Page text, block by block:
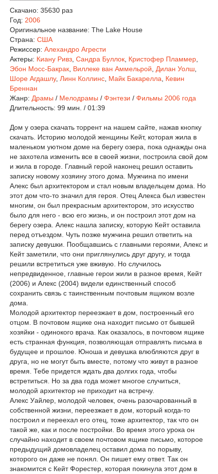
Скачано: 35630 раз
Год: 2006
Оригинальное название: The Lake House
Страна: США
Режиссер: Алехандро Агрести
Актеры: Киану Ривз Сандра Буллок Кристофер Пламмер
Эбон Мосс-Бакрак Виллеке ван Аммельрой Дилан Уолш
Шоре Агдашлу, Линн Коллинс Майк Бакарелла
Кевин
Бреннан
Жанр: Драмы / Мелодрамы / Фэнтези / Фильмы 2006 года
Длительность: 99 мин. / 01:39
Дом у озера скачать торрент на нашем сайте, нажав кнопку
скачать. Историю молодой женщины Кейт, которая жила в
маленьком уютном доме на берегу озера, пока однажды она
не захотела изменить все в своей жизни, построила свой дом
и жила в городе. Главный герой наконец решил оставить
записку новому хозяину этого дома. Мужчина по имени
Алекс был архитектором и стал новым владельцем дома. Но
этот дом что-то значил для героя. Отец Алекса был известен
многим, он был прекрасным архитектором, это искусство
было для него - всю его жизнь, и он построил этот дом на
берегу озера. Алекс нашла записку, которую Кейт оставила
перед отъездом. Чуть позже мужчина решил ответить на
записку девушки. Пообщавшись с главными героями, Алекс и
Кейт заметили, что они приглянулись друг другу, и тогда
решили встретиться уже вживую. Но случилось
непредвиденное, главные герои жили в разное время, Кейт
(2006) и Алекс (2004) видели единственный способ
сохранить связь с таинственным почтовым ящиком возле
дома.
Молодой архитектор переезжает в дом, построенный его
отцом. В почтовом ящике она находит письмо от бывшей
хозяйки - одинокого врача. Как оказалось, в почтовом ящике
есть странная функция, позволяющая отправлять письма в
будущее и прошлое. Юноша и девушка влюбляются друг в
друга, но не могут быть вместе, потому что живут в разное
время. Тебе придется ждать два долгих года, чтобы
встретиться. Но за два года может многое случиться,
молодой архитектор не приходит на встречу.
Алекс Уайлер, молодой человек, очень разочарованный в
собственной жизни, переезжает в дом, который когда-то
построил и переехал его отец, тоже архитектор, так что он
такой же, как и после постройки. Во время этого урока он
случайно находит в своем почтовом ящике письмо, которое
предыдущий домовладелец оставил дома по порыву,
которого он даже не понял. Он пишет ему ответ. Так он
знакомится с Кейт Форестер, которая покинула этот дом в